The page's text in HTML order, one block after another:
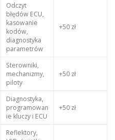
Odczyt
błędów ECU,
kasowanie
kodów,
diagnostyka
parametrów
+50 zł
Sterowniki,
mechanizmy,
piloty
+50 zł
Diagnostyka,
programowan
ie kluczy i ECU
+50 zł
Reflektory,